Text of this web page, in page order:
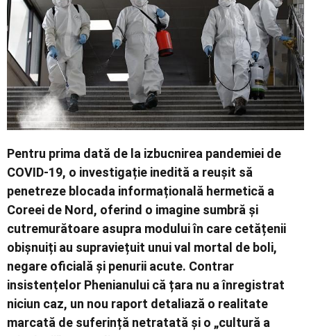
Pentru prima dată de la izbucnirea pandemiei de
COVID-19, o investigație inedită a reușit să
penetreze blocada informațională hermetică a
Coreei de Nord, oferind o imagine sumbră și
cutremurătoare asupra modului în care cetățenii
obișnuiți au supraviețuit unui val mortal de boli,
negare oficială și penurii acute. Contrar
insistențelor Phenianului că țara nu a înregistrat
niciun caz, un nou raport detaliază o realitate
marcată de suferință netratată și o „cultură a